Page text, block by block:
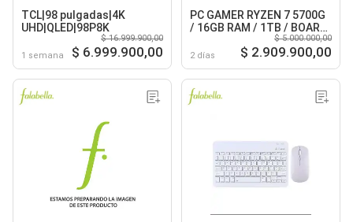
TCL|98 pulgadas|4K
UHD|QLED|98P8K
1 semana
$ 16.999.900,00
$ 6.999.900,00
PC GAMER RYZEN 7 5700G
/ 16GB RAM / 1TB / BOARD
B550 WIFI / FUENTE 600W
80+ GOLD
2 días
$ 5.000.000,00
$ 2.909.900,00